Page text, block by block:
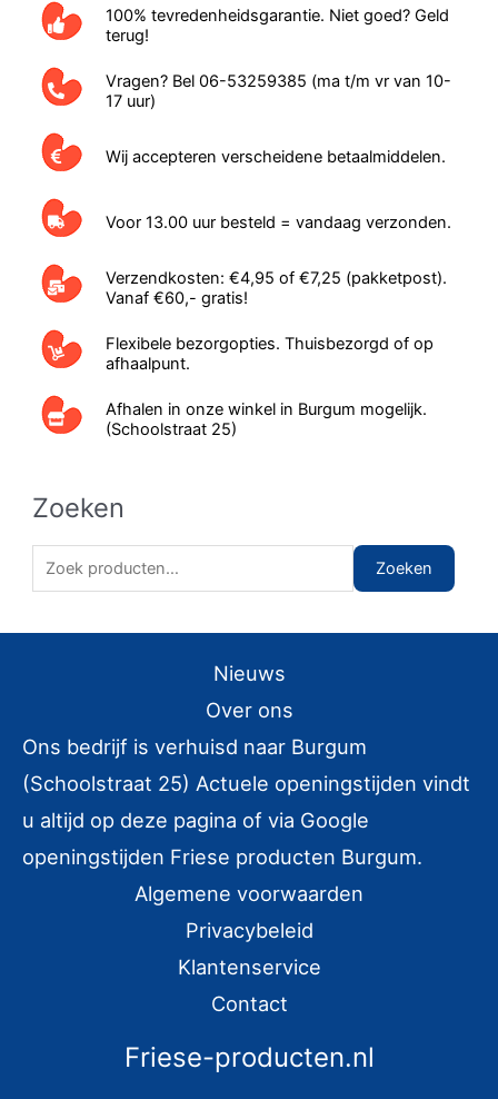
100% tevredenheidsgarantie. Niet goed? Geld
terug!
Vragen? Bel 06-53259385 (ma t/m vr van 10-
17 uur)
Wij accepteren verscheidene betaalmiddelen.
Voor 13.00 uur besteld = vandaag verzonden.
Verzendkosten: €4,95 of €7,25 (pakketpost).
Vanaf €60,- gratis!
Flexibele bezorgopties. Thuisbezorgd of op
afhaalpunt.
Afhalen in onze winkel in Burgum mogelijk.
(Schoolstraat 25)
Zoeken
o
n
a
a
r
Zoeken
productpagina
Nieuws
Over ons
Ons bedrijf is verhuisd naar Burgum
(Schoolstraat 25) Actuele openingstijden vindt
u altijd op deze pagina of via Google
openingstijden Friese producten Burgum.
Algemene voorwaarden
Privacybeleid
Klantenservice
Contact
Friese-producten.nl